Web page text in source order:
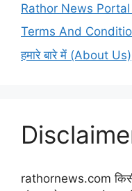
Rathor News
Terms And
हमारे बारे में (About Us)
rathornews.com किसी